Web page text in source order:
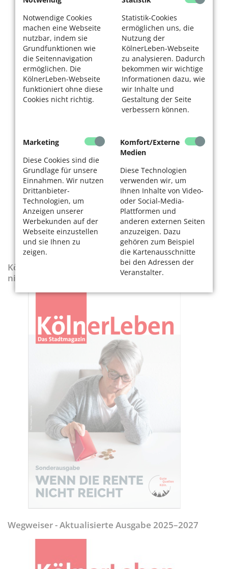
Notwendige Cookies
machen eine Webseite
nutzbar, indem sie
Grundfunktionen wie
die Seitennavigation
ermöglichen. Die
KölnerLeben-Webseite
funktioniert ohne diese
Cookies nicht richtig.
Statistik-Cookies
ermöglichen uns, die
Nutzung der
KölnerLeben-Webseite
zu analysieren. Dadurch
bekommen wir wichtige
Informationen dazu, wie
wir Inhalte und
Gestaltung der Seite
verbessern können.
Marketing
Diese Cookies sind die
Grundlage für unsere
Einnahmen. Wir nutzen
Drittanbieter-
Technologien, um
Anzeigen unserer
Werbekunden auf der
Webseite einzustellen
und sie Ihnen zu
zeigen.
Komfort/Externe
Medien
Diese Technologien
verwenden wir, um
Ihnen Inhalte von Video-
oder Social-Media-
Plattformen und
anderen externen Seiten
anzuzeigen. Dazu
gehören zum Beispiel
die Kartenausschnitte
bei den Adressen der
Veranstalter.
KölnerLeben-Sonderausgabe „Wenn die Rente
nicht reicht“
Wegweiser - Aktualisierte Ausgabe 2025–2027